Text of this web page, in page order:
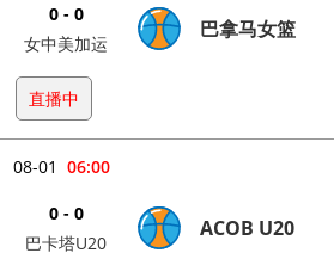
0 - 0
女中美加运
巴拿马女篮
直播中
06:00
08-01
0 - 0
巴卡塔U20
ACOB U20